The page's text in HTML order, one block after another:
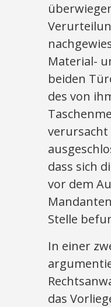
Material-
beiden
des von
dass sich
vor dem
Stelle
In einer
das